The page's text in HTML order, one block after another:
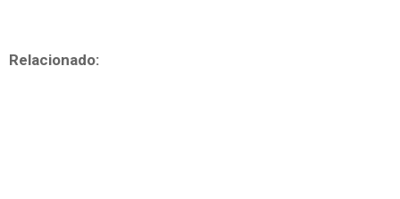
Relacionado: